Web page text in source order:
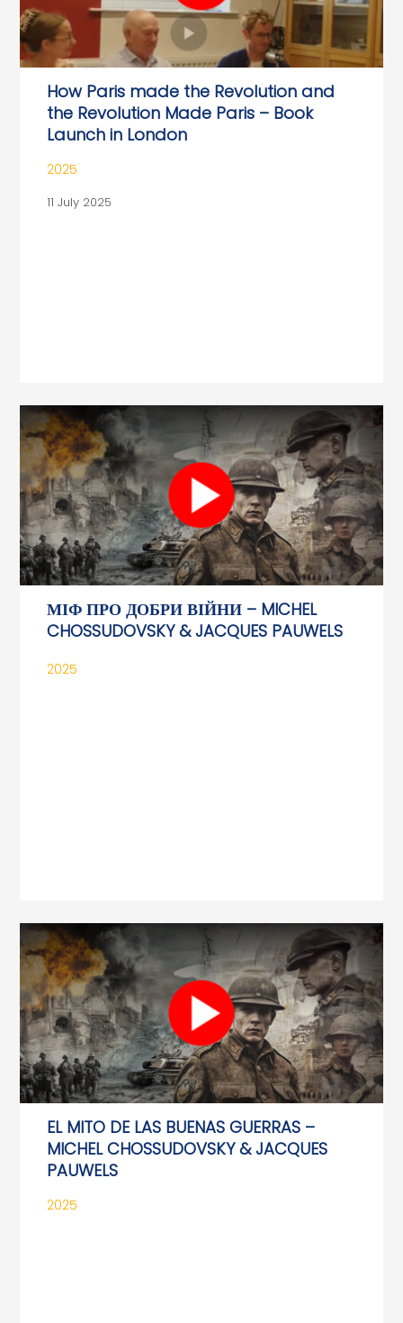
How Paris made the Revolution and
the Revolution Made Paris – Book
Launch in London
2025
11 July 2025
МІФ ПРО ДОБРИ ВІЙНИ – MICHEL
CHOSSUDOVSKY & JACQUES PAUWELS
2025
EL MITO DE LAS BUENAS GUERRAS –
MICHEL CHOSSUDOVSKY & JACQUES
PAUWELS
2025